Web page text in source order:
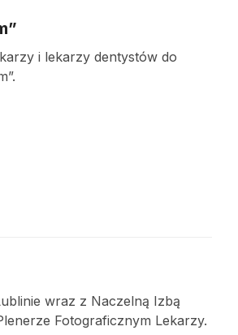
i lekarzy dentystów do
wraz z Naczelną Izbą
Fotograficznym Lekarzy.